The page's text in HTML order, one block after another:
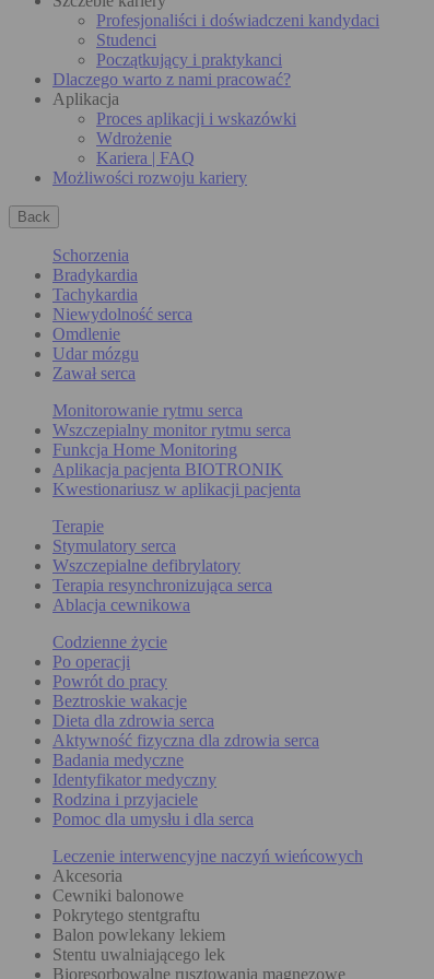
Profesjonaliści i doświadczeni kandydaci
Studenci
Początkujący i praktykanci
Dlaczego warto z nami pracować?
Aplikacja
Proces aplikacji i wskazówki
Wdrożenie
Kariera | FAQ
Możliwości rozwoju kariery
Back
Schorzenia
Bradykardia
Tachykardia
Niewydolność serca
Omdlenie
Udar mózgu
Zawał serca
Monitorowanie rytmu serca
Wszczepialny monitor rytmu serca
Funkcja Home Monitoring
Aplikacja pacjenta BIOTRONIK
Kwestionariusz w aplikacji pacjenta
Terapie
Stymulatory serca
Wszczepialne defibrylatory
Terapia resynchronizująca serca
Ablacja cewnikowa
Codzienne życie
Po operacji
Powrót do pracy
Beztroskie wakacje
Dieta dla zdrowia serca
Aktywność fizyczna dla zdrowia serca
Badania medyczne
Identyfikator medyczny
Rodzina i przyjaciele
Pomoc dla umysłu i dla serca
Leczenie interwencyjne naczyń wieńcowych
Akcesoria
Cewniki balonowe
Pokrytego stentgraftu
Balon powlekany lekiem
Stentu uwalniającego lek
Bioresorbowalne rusztowania magnezowe